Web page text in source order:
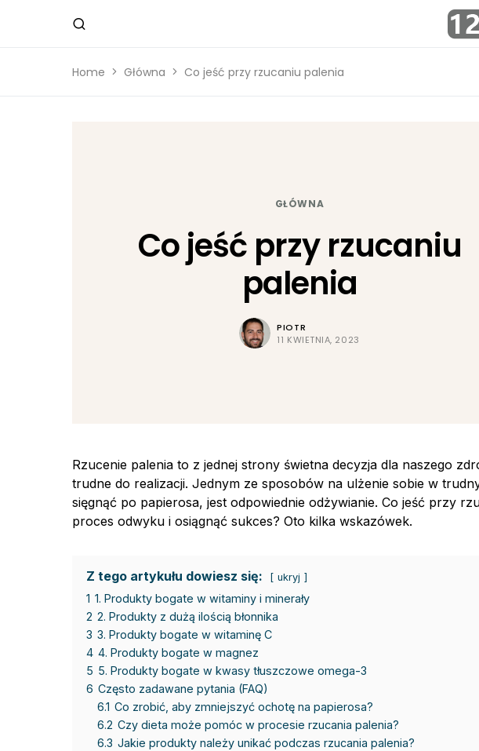
Home Główna Co jeść przy rzucaniu palenia
GŁÓWNA
Co jeść przy rzucaniu
palenia
PIOTR
11 KWIETNIA, 2023
Rzucenie palenia to z jednej strony świetna decyzja dla naszego
trudne do realizacji. Jednym ze sposobów na ulżenie sobie w
sięgnąć po papierosa, jest odpowiednie odżywianie. Co jeść przy
proces odwyku i osiągnąć sukces? Oto kilka wskazówek.
Z tego artykułu dowiesz się: ukryj
1 1. Produkty bogate w witaminy i minerały
2 2. Produkty z dużą ilością błonnika
3 3. Produkty bogate w witaminę C
4 4. Produkty bogate w magnez
5 5. Produkty bogate w kwasy tłuszczowe omega-3
6 Często zadawane pytania (FAQ)
6.1 Co zrobić, aby zmniejszyć ochotę na papierosa?
6.2 Czy dieta może pomóc w procesie rzucania palenia?
6.3 Jakie produkty należy unikać podczas rzucania palenia?